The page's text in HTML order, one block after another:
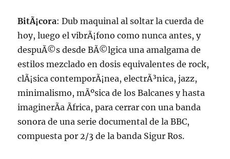
BitÃ¡cora: Dub maquinal al soltar la cuerda de
hoy, luego el vibrÃ¡fono como nunca antes, y
despuÃ©s desde BÃ©lgica una amalgama de
estilos mezclado en dosis equivalentes de rock,
clÃ¡sica contemporÃ¡nea, electrÃ³nica, jazz,
minimalismo, mÃºsica de los Balcanes y hasta
imaginerÃ­a Ãfrica, para cerrar con una banda
sonora de una serie documental de la BBC,
compuesta por 2/3 de la banda Sigur Ros.